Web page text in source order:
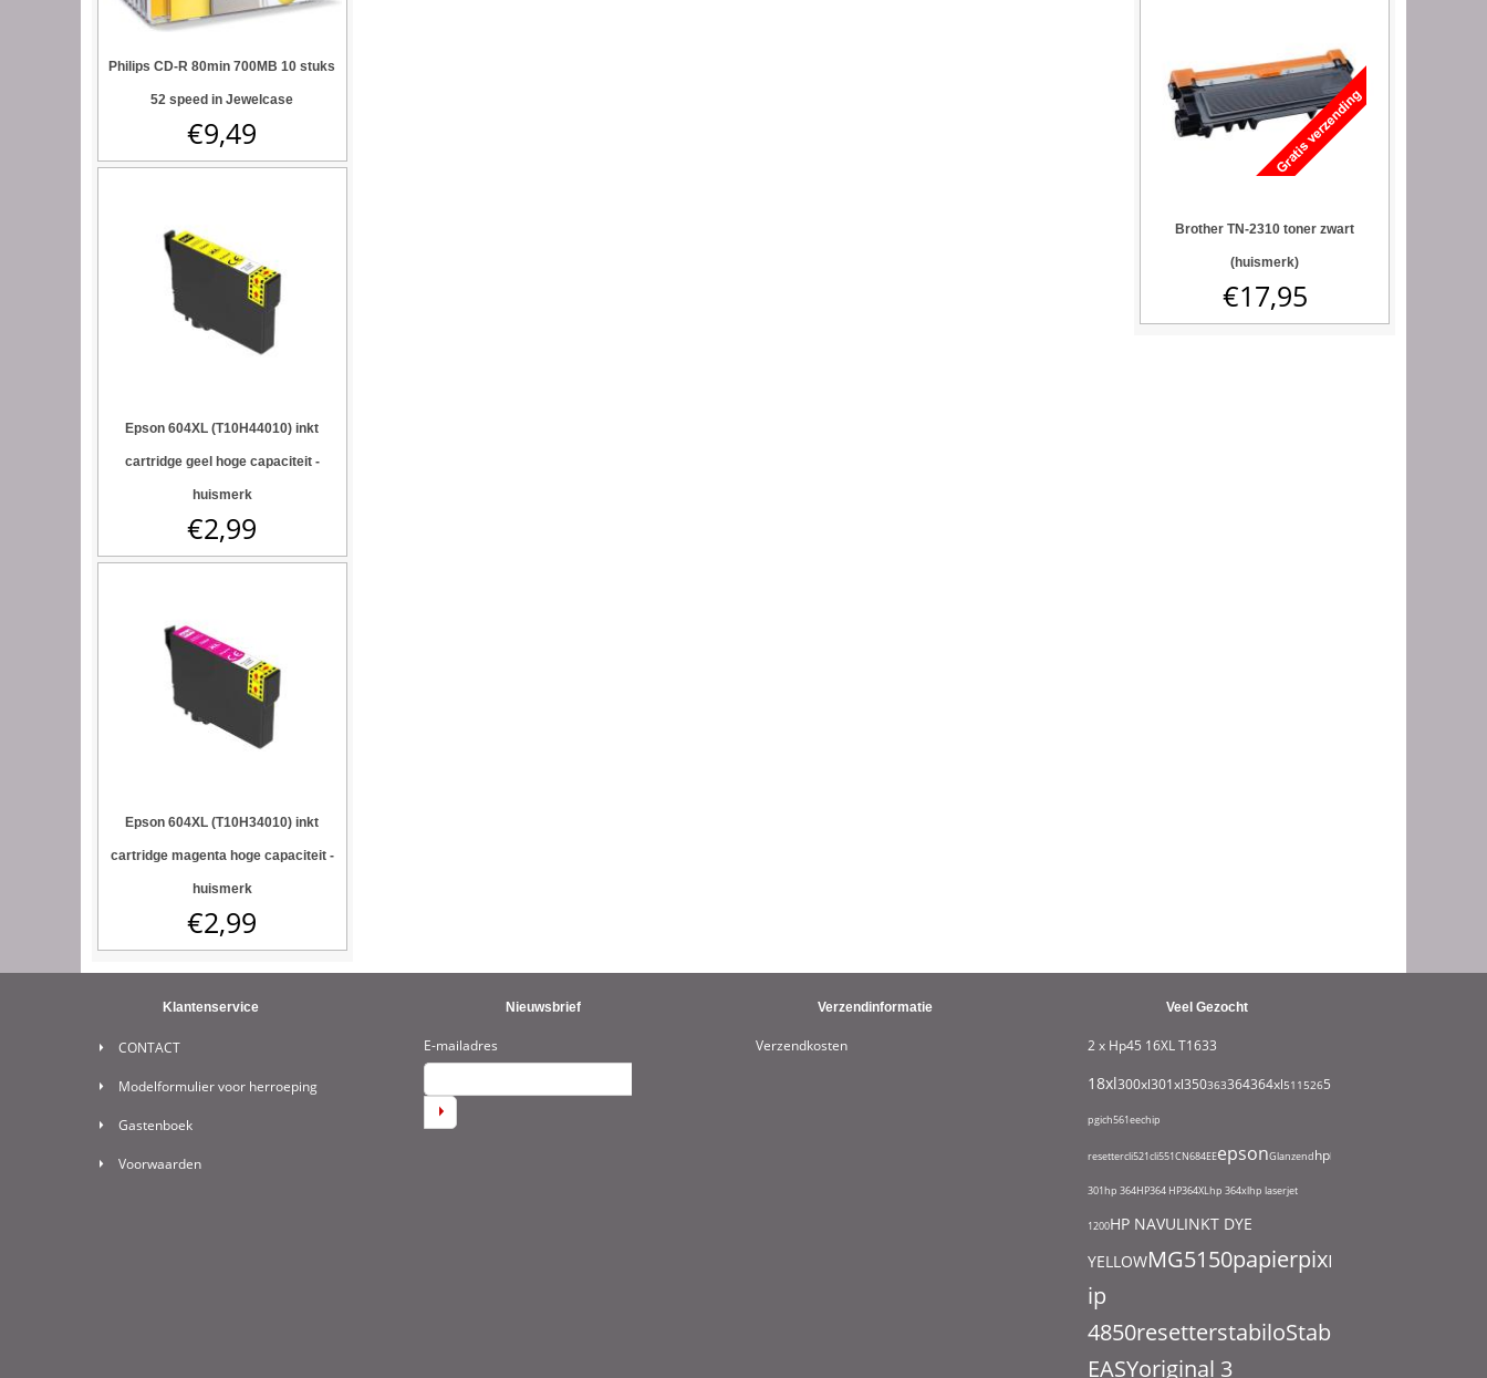
Philips CD-R 80min 700MB 10 stuks
52 speed in Jewelcase
€9,49
Epson 604XL (T10H44010) inkt
cartridge geel hoge capaciteit -
huismerk
€2,99
Epson 604XL (T10H34010) inkt
cartridge magenta hoge capaciteit -
huismerk
€2,99
Brother TN-2310 toner zwart
(huismerk)
€17,95
Klantenservice
CONTACT
Modelformulier voor herroeping
Gastenboek
Voorwaarden
Nieuwsbrief
E-mailadres
Verzendinformatie
Verzendkosten
Veel Gezocht
2 x Hp45 16XL T1633
18xl300xl301xl350363364364xl511526550
pgich561eechip
resettercli521cli551CN684EEepsonGlanzendhphp
301hp 364HP364 HP364XLhp 364xlhp laserjet
1200HP NAVULINKT DYE
YELLOWMG5150papierpixma
ip
4850resetterstabiloStabilo
EASYoriginal 3